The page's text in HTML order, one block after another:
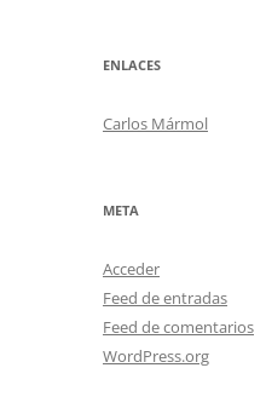
ENLACES
Carlos Mármol
META
Acceder
Feed de entradas
Feed de comentarios
WordPress.org